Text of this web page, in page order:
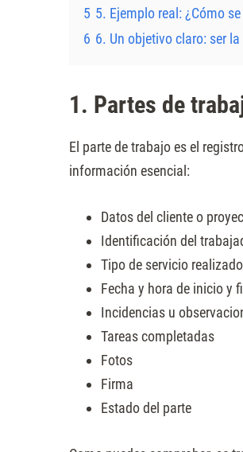
5 5. Ejemplo real: ¿Cómo
6 6. Un objetivo claro: ser
1. Partes de
El parte de trabajo es el
información esencial:
Datos del cliente o
Identificación del
Tipo de servicio
Fecha y hora de inicio y
Incidencias u
Tareas completadas
Fotos
Firma
Estado del parte